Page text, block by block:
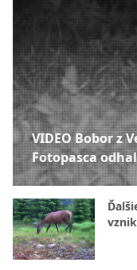
VIDEO Bobor z
Fotopasca